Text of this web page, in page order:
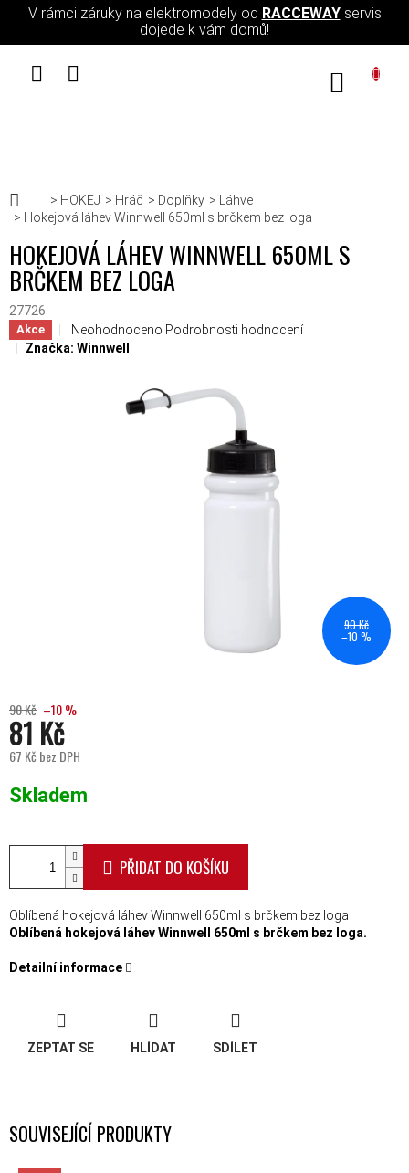
Přejít na obsah
V rámci záruky na elektromodely od RACCEWAYservis
dojede k vám domů!
Domů
HOKEJ Hráč Doplňky
Láhve
Hokejová láhev Winnwell 650ml s brčkem bez loga
HOKEJOVÁ LÁHEV WINNWELL 650ML S
BRČKEM BEZ LOGA
27726
Akce Průměrné hodnocení produktu je 0,0 z 5 hvězdiček.
Neohodnoceno Podrobnosti hodnocení
Značka: Winnwell
90 Kč
–10 %
90 Kč –10 %
81 Kč
67 Kč bez DPH
Skladem
PŘIDAT DO KOŠÍKU
Oblíbená hokejová láhev Winnwell 650ml s brčkem bez loga
Oblíbená hokejová láhev Winnwell 650ml s brčkem bez loga.
Detailní informace
ZEPTAT SE HLÍDAT SDÍLET
SOUVISEJÍCÍ PRODUKTY